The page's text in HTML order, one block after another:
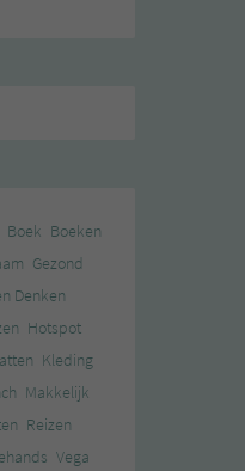
Boek Boeken
Gezond
Denken
Hotspot
Kleding
Makkelijk
Reizen
Vega